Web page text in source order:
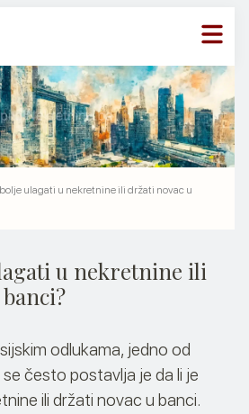
bolje ulagati u nekretnine ili držati novac u
u nekretnine ili
odlukama, jedno od
često postavlja je da li je
ili držati novac u banci.